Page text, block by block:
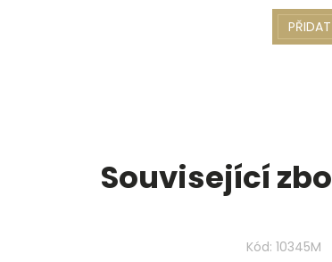
Související
Kód: 10345M